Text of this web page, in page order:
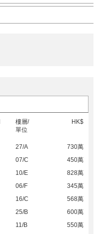
樓層/
單位
HK$
27/A
730萬
07/C
450萬
10/E
828萬
06/F
345萬
16/C
568萬
25/B
600萬
11/B
550萬